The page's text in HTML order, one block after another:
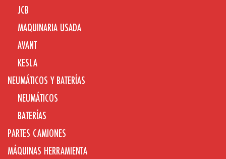
JCB
MAQUINARIA USADA
AVANT
KESLA
NEUMÁTICOS Y BATERÍAS
NEUMÁTICOS
BATERÍAS
PARTES CAMIONES
MÁQUINAS HERRAMIENTA